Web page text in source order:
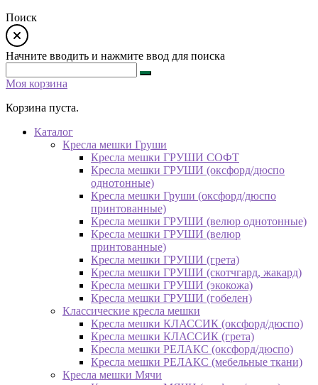
Поиск
Начните вводить и нажмите ввод для поиска
Моя корзина
Корзина пуста.
Каталог
Кресла мешки Груши
Кресла мешки ГРУШИ СОФТ
Кресла мешки ГРУШИ (оксфорд/дюспо
однотонные)
Кресла мешки Груши (оксфорд/дюспо
принтованные)
Кресла мешки ГРУШИ (велюр однотонные)
Кресла мешки ГРУШИ (велюр
принтованные)
Кресла мешки ГРУШИ (грета)
Кресла мешки ГРУШИ (скотчгард, жакард)
Кресла мешки ГРУШИ (экокожа)
Кресла мешки ГРУШИ (гобелен)
Классические кресла мешки
Кресла мешки КЛАССИК (оксфорд/дюспо)
Кресла мешки КЛАССИК (грета)
Креслa мешки РЕЛАКС (оксфорд/дюспо)
Креслa мешки РЕЛАКС (мебельные ткани)
Кресла мешки Мячи